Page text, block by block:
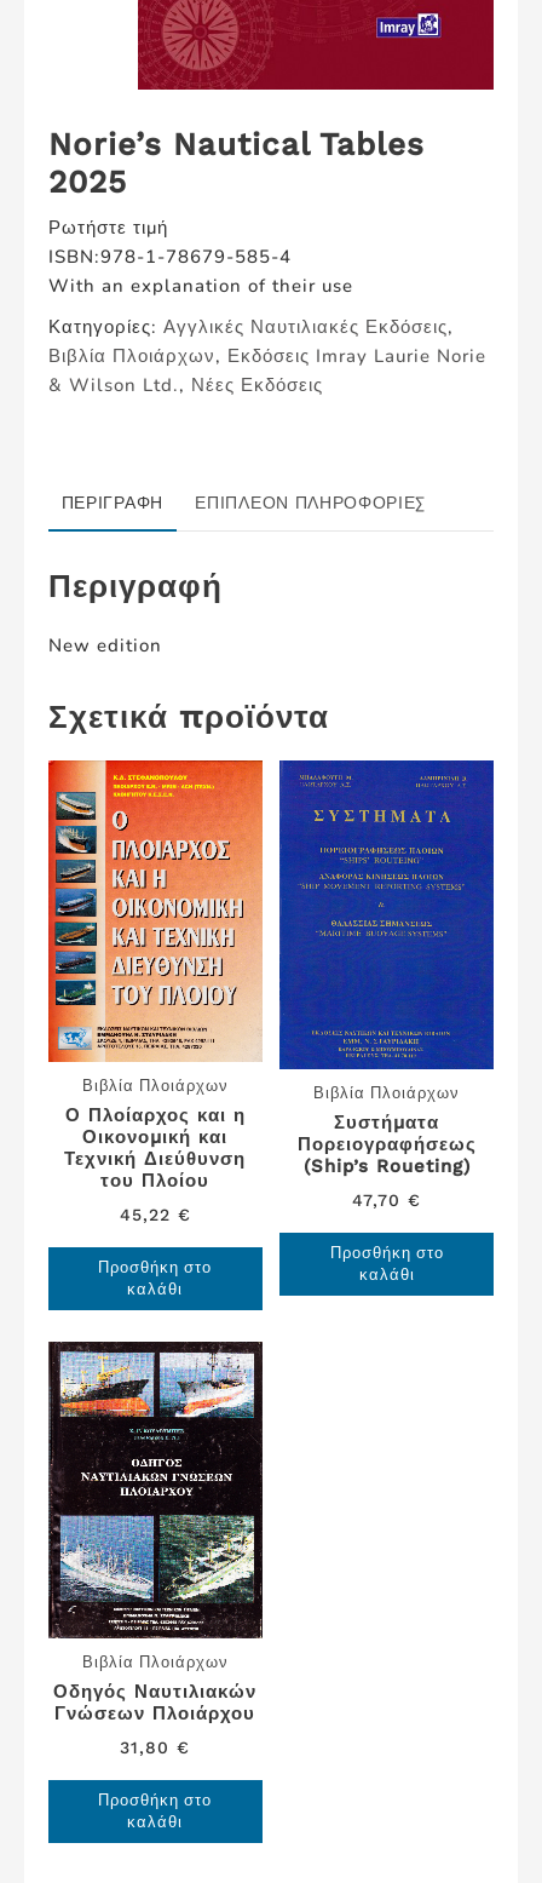
Norie’s Nautical Tables
2025
Ρωτήστε τιμή
ISBN:978-1-78679-585-4
With an explanation of their use
Κατηγορίες: Αγγλικές Ναυτιλιακές Εκδόσεις,
Βιβλία Πλοιάρχων, Εκδόσεις Imray Laurie Norie
& Wilson Ltd., Νέες Εκδόσεις
ΠΕΡΙΓΡΑΦΉ ΕΠΙΠΛΈΟΝ ΠΛΗΡΟΦΟΡΊΕΣ
Περιγραφή
New edition
Σχετικά προϊόντα
Βιβλία Πλοιάρχων
Ο Πλοίαρχος και η
Οικονομική και
Τεχνική Διεύθυνση
του Πλοίου
45,22 €
Προσθήκη στο
καλάθι
Βιβλία Πλοιάρχων
Συστήματα
Πορειογραφήσεως
(Ship’s Roueting)
47,70€
Προσθήκη στο
καλάθι
Βιβλία Πλοιάρχων
Οδηγός Ναυτιλιακών
Γνώσεων Πλοιάρχου
31,80€
Προσθήκη στο
καλάθι